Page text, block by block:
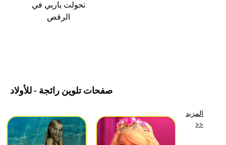
تحولت باربي في
الرقص
صفحات تلوين رائجة - للأولاد
المزيد
>>